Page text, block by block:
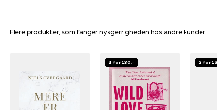
Flere produkter, som fanger nysgerrigheden hos andre kunder
2 for 130,- 2 for